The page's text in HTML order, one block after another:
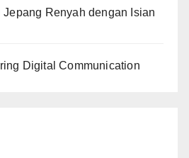
Renyah dengan Isian
Digital Communication